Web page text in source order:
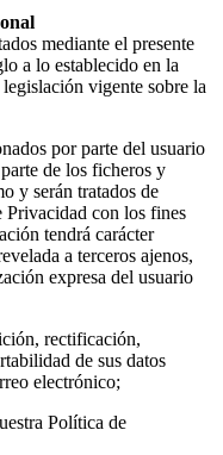
mediante el presente
a lo establecido en la
vigente sobre la
por parte del usuario
de los ficheros y
y serán tratados de
Privacidad con los fines
tendrá carácter
a terceros ajenos,
expresa del usuario
rectificación,
de sus datos
electrónico;
Política de